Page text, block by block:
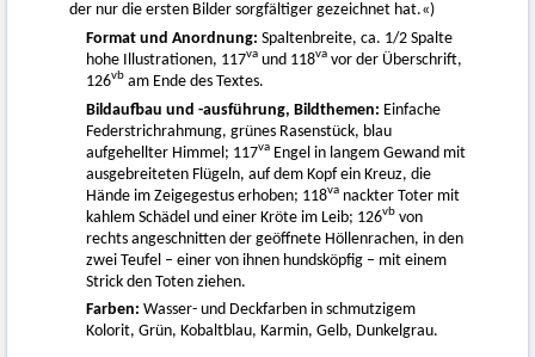
der nur die ersten Bilder sorgfältiger gezeichnet hat.«)
Format und Anordnung: Spaltenbreite, ca. 1/2 Spalte
hohe Illustrationen, 117va und 118va vor der Überschrift,
126vb am Ende des Textes.
Bildaufbau und -ausführung, Bildthemen: Einfache
Federstrichrahmung, grünes Rasenstück, blau
aufgehellter Himmel; 117va Engel in langem Gewand mit
ausgebreiteten Flügeln, auf dem Kopf ein Kreuz, die
Hände im Zeigegestus erhoben; 118va nackter Toter mit
kahlem Schädel und einer Kröte im Leib; 126vb von
rechts angeschnitten der geöffnete Höllenrachen, in den
zwei Teufel – einer von ihnen hundsköpfig – mit einem
Strick den Toten ziehen.
Farben: Wasser- und Deckfarben in schmutzigem
Kolorit, Grün, Kobaltblau, Karmin, Gelb, Dunkelgrau.